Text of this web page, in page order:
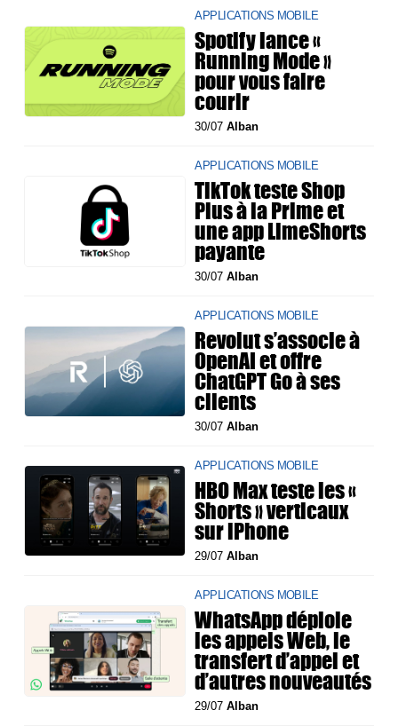
APPLICATIONS MOBILE
Spotify lance «
Running Mode »
pour vous faire
courir
30/07Alban
APPLICATIONS MOBILE
TikTok teste Shop
Plus à la Prime et
une app LimeShorts
payante
30/07Alban
APPLICATIONS MOBILE
Revolut s’associe à
OpenAI et offre
ChatGPT Go à ses
clients
30/07Alban
APPLICATIONS MOBILE
HBO Max teste les «
Shorts » verticaux
sur iPhone
29/07Alban
APPLICATIONS MOBILE
WhatsApp déploie
les appels Web, le
transfert d’appel et
d’autres nouveautés
29/07Alban